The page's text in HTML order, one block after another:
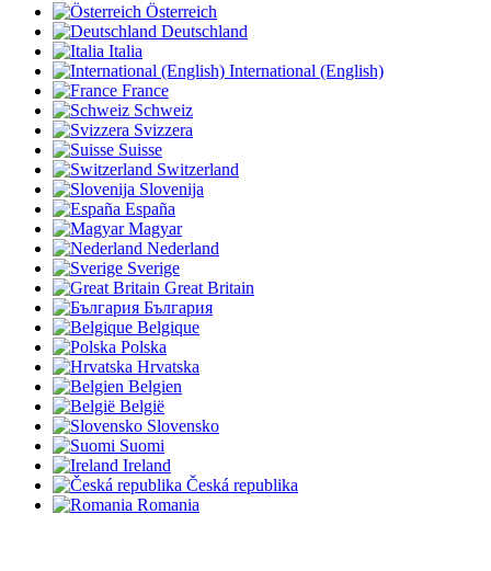
Österreich
Deutschland
Italia
International (English)
France
Schweiz
Svizzera
Suisse
Switzerland
Slovenija
España
Magyar
Nederland
Sverige
Great Britain
България
Belgique
Polska
Hrvatska
Belgien
België
Slovensko
Suomi
Ireland
Česká republika
Romania